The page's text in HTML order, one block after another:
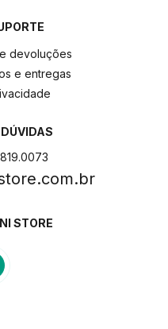
devoluções
e entregas
STORE